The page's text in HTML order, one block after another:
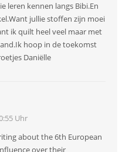
leren kennen langs Bibi.En
jullie stoffen zijn moei
ik quilt heel veel maar met
hoop in de toekomst
Daniëlle
Uhr
about the 6th European
over their